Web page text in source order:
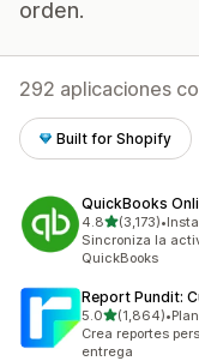
orden.
292 aplicaciones
Built for Shopify
QuickBooks
4.8de 5 estrellas
(3,173)
3173 reseñas en
•
Sincroniza la
QuickBooks
Report Pundit:
5.0de 5 estrellas
(1,864)
1864 reseñas en
•
Crea reportes
entrega